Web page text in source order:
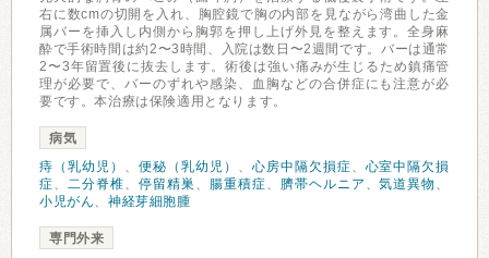
右に数cmの切開を入れ、胸腔鏡で胸の内部を見ながら湾曲した金
属バーを挿入し内側から胸郭を押し上げ外見を整えます。全身麻
酔で手術時間は約2〜3時間、入院は数日〜2週間です。バーは通常
2〜3年留置後に抜去します。術後は強い痛みが生じるため鎮痛管
理が必要で、バーのずれや感染、血胸などの合併症にも注意が必
要です。本治療は保険適用となります。
病気
痔（乳幼児） 、 便秘（乳幼児） 、 心房中隔欠損症、 心室中隔欠損
症、 二分脊椎、 停留精巣 、 腸重積症、 臍帯ヘルニア 、気道異物 、
小児がん、神経芽細胞腫
専門外来